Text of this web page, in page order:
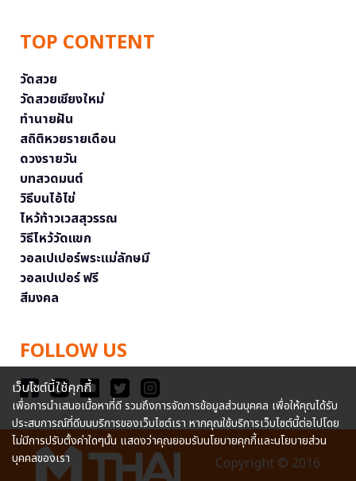
TOP CONTENT
วัดสวย
วัดสวยเชียงใหม่
ทำนายฝัน
สถิติหวยรายเดือน
ดวงรายวัน
บทสวดมนต์
วิธีบนไอ้ไข่
ไหว้ท้าวเวสสุวรรณ
วิธีไหว้วัดแขก
วอลเปเปอร์พระแม่ลักษมี
วอลเปเปอร์ ฟรี
สีมงคล
FOLLOW US
Copyright © 2016
เว็บไซต์นี้ใช้คุกกี้
เพื่อการนำเสนอเนื้อหาที่ดี รวมถึงการจัดการข้อมูลส่วนบุคคล เพื่อให้คุณได้รับ
ประสบการณ์ที่ดีบนบริการของเว็บไซต์เรา หากคุณใช้บริการเว็บไซต์นี้ต่อไปโดย
ไม่มีการปรับตั้งค่าใดๆนั้น แสดงว่าคุณยอมรับนโยบายคุกกี้และนโยบายส่วน
บุคคลของเรา